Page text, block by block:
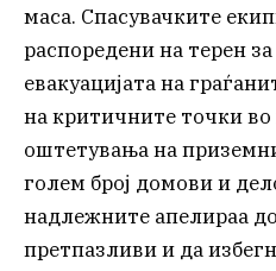
маса. Спасувачките
распоредени на терен
евакуацијата на
на критичните точки во
оштетувања на
голем број домови и
надлежните апелираа
претпазливи и да